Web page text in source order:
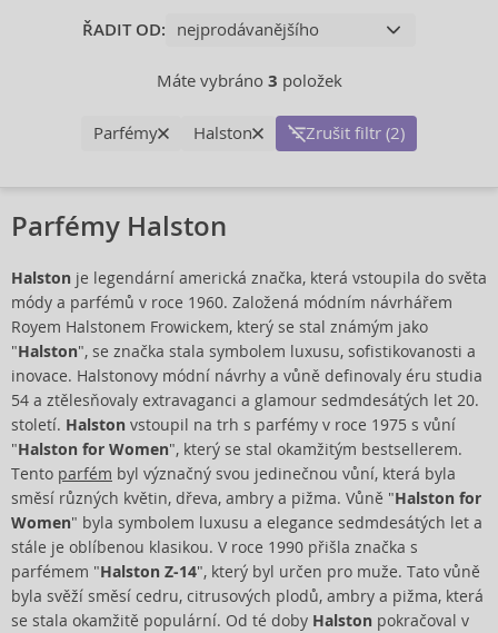
ŘADIT OD:
Máte vybráno 3 položek
Parfémy Halston Zrušit filtr (2)
Parfémy Halston
Halston je legendární americká značka, která vstoupila do světa
módy a parfémů v roce 1960. Založená módním návrhářem
Royem Halstonem Frowickem, který se stal známým jako
"Halston", se značka stala symbolem luxusu, sofistikovanosti a
inovace. Halstonovy módní návrhy a vůně definovaly éru studia
54 a ztělesňovaly extravaganci a glamour sedmdesátých let 20.
století. Halston vstoupil na trh s parfémy v roce 1975 s vůní
"Halston for Women", který se stal okamžitým bestsellerem.
Tento parfém byl význačný svou jedinečnou vůní, která byla
směsí různých květin, dřeva, ambry a pižma. Vůně "Halston for
Women" byla symbolem luxusu a elegance sedmdesátých let a
stále je oblíbenou klasikou. V roce 1990 přišla značka s
parfémem "Halston Z-14", který byl určen pro muže. Tato vůně
byla svěží směsí cedru, citrusových plodů, ambry a pižma, která
se stala okamžitě populární. Od té doby Halston pokračoval v